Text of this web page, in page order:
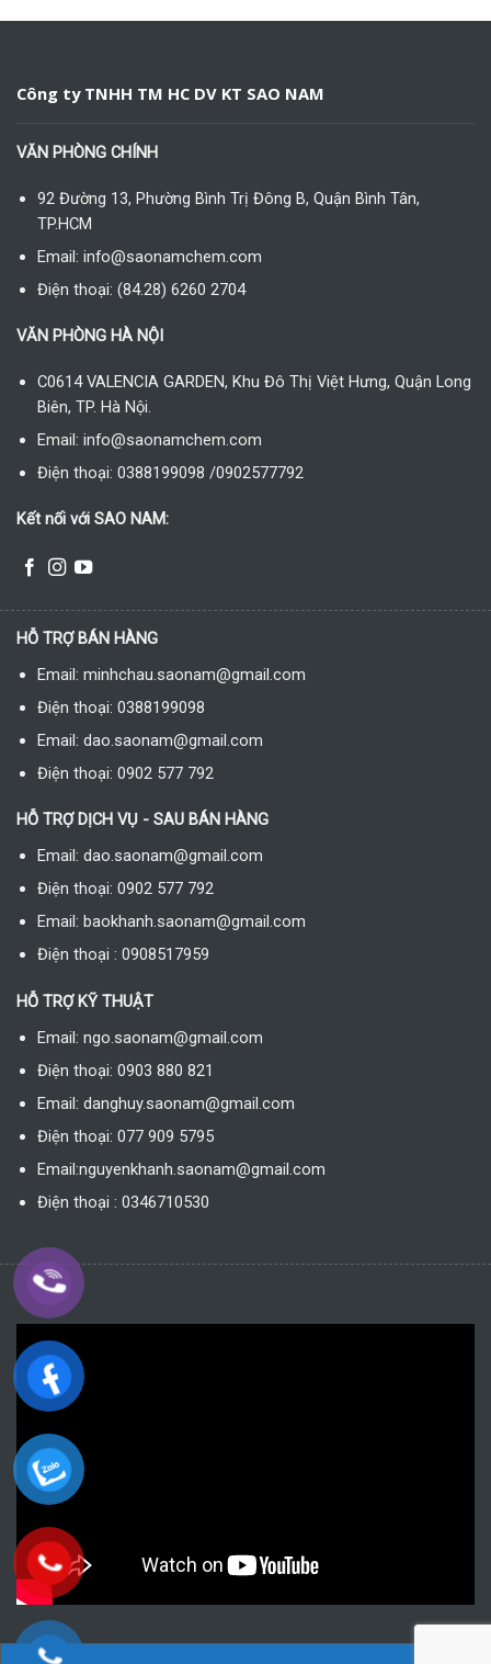
Công ty TNHH TM HC DV KT SAO NAM
VĂN PHÒNG CHÍNH
92 Đường 13, Phường Bình Trị Đông B, Quận Bình Tân,
TP.HCM
Email: info@saonamchem.com
Điện thoại: (84.28) 6260 2704
VĂN PHÒNG HÀ NỘI
C0614 VALENCIA GARDEN, Khu Đô Thị Việt Hưng, Quận Long
Biên, TP. Hà Nội.
Email: info@saonamchem.com
Điện thoại: 0388199098 /0902577792
Kết nối với SAO NAM:
HỖ TRỢ BÁN HÀNG
Email: minhchau.saonam@gmail.com
Điện thoại: 0388199098
Email: dao.saonam@gmail.com
Điện thoại: 0902 577 792
HỖ TRỢ DỊCH VỤ - SAU BÁN HÀNG
Email: dao.saonam@gmail.com
Điện thoại: 0902 577 792
Email: baokhanh.saonam@gmail.com
Điện thoại : 0908517959
HỖ TRỢ KỸ THUẬT
Email: ngo.saonam@gmail.com
Điện thoại: 0903 880 821
Email: danghuy.saonam@gmail.com
Điện thoại: 077 909 5795
Email:nguyenkhanh.saonam@gmail.com
Điện thoại : 0346710530